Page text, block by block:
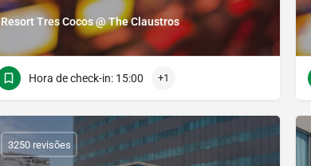
Resort Tres Cocos @ The Claustros
Hora de check-in: 15:00 +1
3250 revisões